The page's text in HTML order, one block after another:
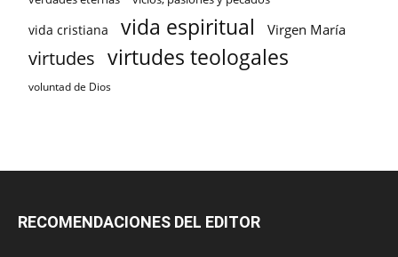
vida cristiana vida espiritual Virgen María
virtudes virtudes teologales
voluntad de Dios
RECOMENDACIONES DEL EDITOR